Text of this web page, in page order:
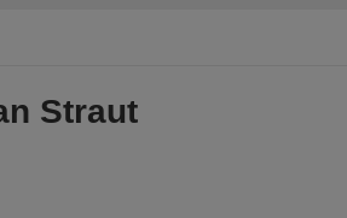
Straut